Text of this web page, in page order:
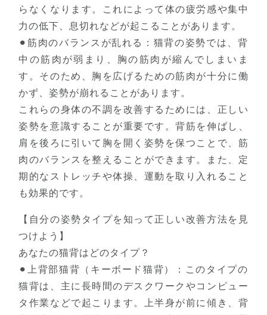
らなくなります。これによって体の疲労感や集中
力の低下、息切れなどが起こることがあります。
⚫︎筋肉のバランスが乱れる：猫背の姿勢では、背
中の筋肉が弱まり、胸の筋肉が縮んでしまいま
す。そのため、胸を広げるための筋肉が十分に働
かず、姿勢が崩れることがあります。
これらの身体の不調を改善するためには、正しい
姿勢を意識することが重要です。背筋を伸ばし、
肩を後ろに引いて胸を開く姿勢を保つことで、筋
肉のバランスを整えることができます。また、定
期的なストレッチや体操、運動を取り入れること
も効果的です。
【自分の姿勢タイプを知って正しい改善方法を見
つけよう】
あなたの猫背はどのタイプ？
⚫︎上背部猫背（キーボード猫背）：このタイプの
猫背は、主に長時間のデスクワークやコンピュー
タ作業などで起こります。上半身が前に傾き、背